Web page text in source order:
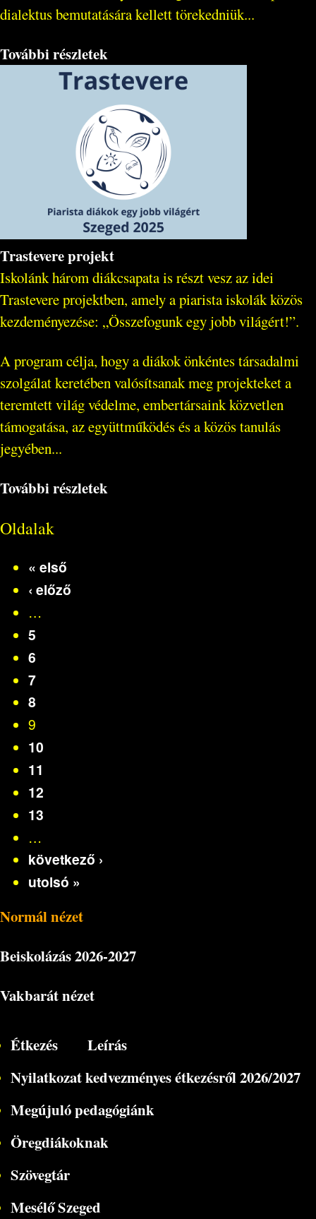
dialektus bemutatására kellett törekedniük...
További részletek
Trastevere projekt
Iskolánk három diákcsapata is részt vesz az idei
Trastevere projektben, amely a piarista iskolák közös
kezdeményezése: „Összefogunk egy jobb világért!”.
A program célja, hogy a diákok önkéntes társadalmi
szolgálat keretében valósítsanak meg projekteket a
teremtett világ védelme, embertársaink közvetlen
támogatása, az együttműködés és a közös tanulás
jegyében...
További részletek
Oldalak
« első
‹ előző
…
5
6
7
8
9
10
11
12
13
…
következő ›
utolsó »
Normál nézet
Beiskolázás2026-2027
Vakbarát nézet
Étkezés
Leírás
Nyilatkozat kedvezményes étkezésről 2026/2027
Megújuló pedagógiánk
Öregdiákoknak
Szövegtár
Mesélő Szeged